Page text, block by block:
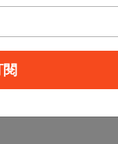
萬
失
暴
閱